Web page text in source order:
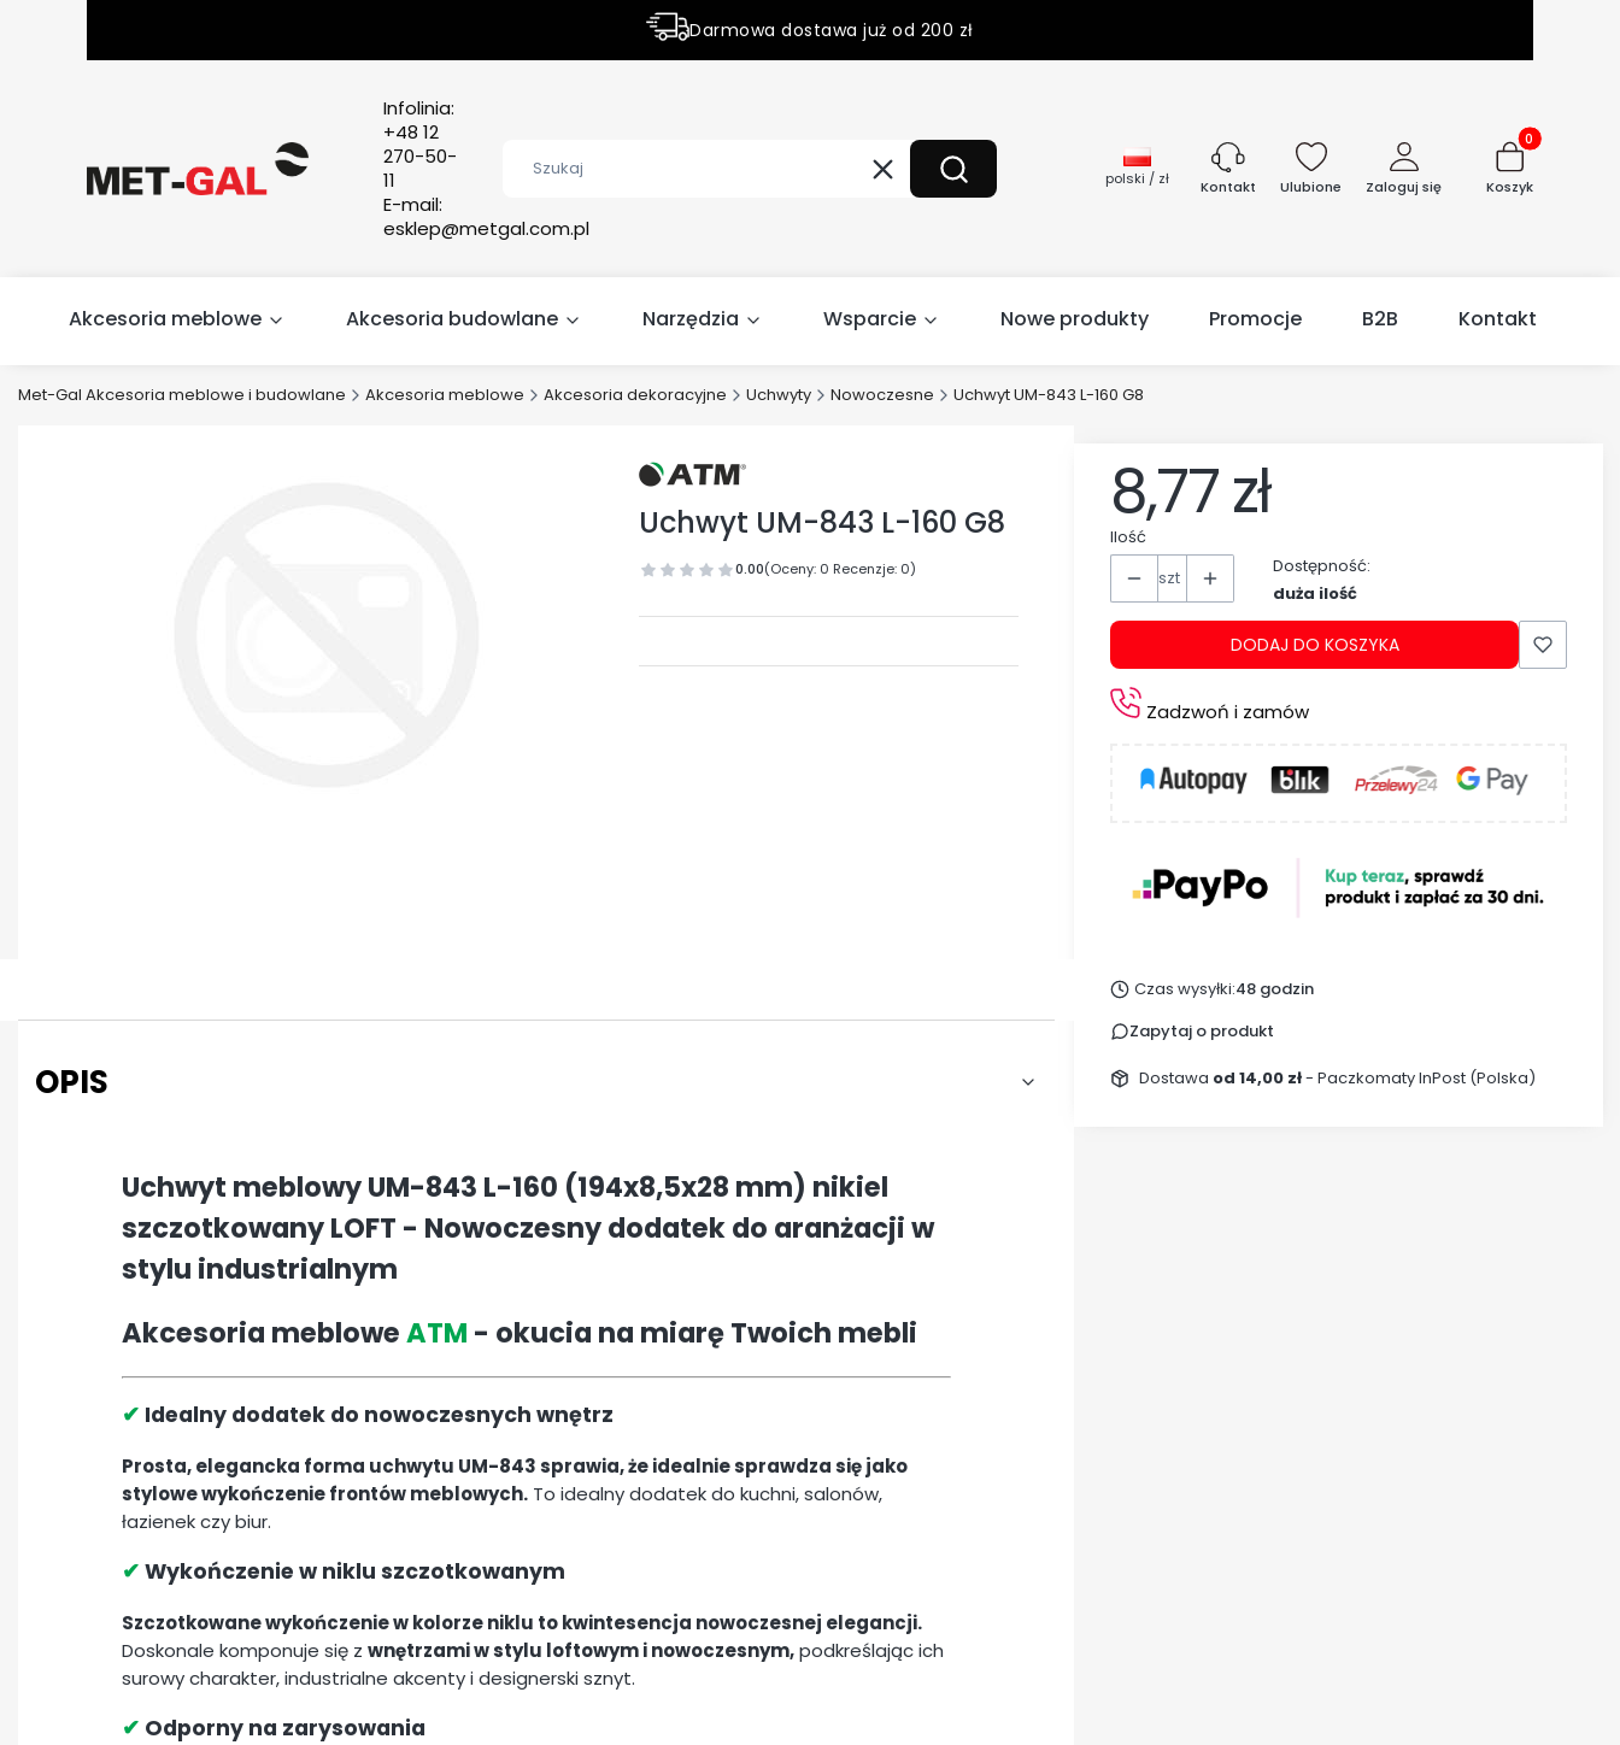
Darmowa dostawa już od 200 zł
Infolinia:
+48 12
270-50-
11
E-mail:
esklep@metgal.com.pl
WyczyśćSzukaj polski / zł Kontakt Ulubione Zaloguj się
Produkty w
Koszyk
Akcesoria meblowe Akcesoria budowlane Narzędzia Wsparcie Nowe produkty Promocje B2B Kontakt
Met-Gal Akcesoria meblowe i budowlane Akcesoria meblowe Akcesoria dekoracyjne Uchwyty Nowoczesne Uchwyt UM-843 L-160 G8
Uchwyt UM-843 L-160 G8
0.00(Oceny: 0 Recenzje: 0)
OPIS
Uchwyt meblowy UM-843 L-160 (194x8,5x28 mm) nikiel
szczotkowany LOFT - Nowoczesny dodatek do aranżacji w
stylu industrialnym
Akcesoria mebloweATM - okucia na miarę Twoich mebli
✔ Idealny dodatek do nowoczesnych wnętrz
Prosta, elegancka forma uchwytu UM-843 sprawia, że idealnie sprawdza się jako
stylowe wykończenie frontów meblowych. To idealny dodatek do kuchni, salonów,
łazienek czy biur.
✔ Wykończenie w niklu szczotkowanym
Szczotkowane wykończenie w kolorze niklu to kwintesencja nowoczesnej elegancji.
Doskonale komponuje się z wnętrzami w stylu loftowym i nowoczesnym,podkreślając ich
surowy charakter, industrialne akcenty i designerski sznyt.
✔ Odporny na zarysowania
8,77 zł
Ilość
szt
Dostępność:
duża ilość
DODAJ DO KOSZYKA
Zadzwoń i zamów
Czas wysyłki:48 godzin
Zapytaj o produkt
Dostawa od 14,00 zł- Paczkomaty InPost (Polska)